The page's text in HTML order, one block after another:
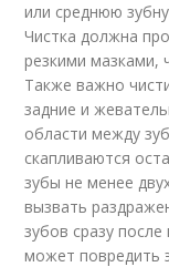
или среднюю
Чистка должна
резкими мазками,
Также важно
задние и
области между
скапливаются
зубы не менее
вызвать
зубов сразу
может повредить